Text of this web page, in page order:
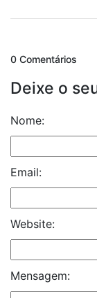
0 Comentários
Deixe o
Nome:
Email:
Website:
Mensagem: